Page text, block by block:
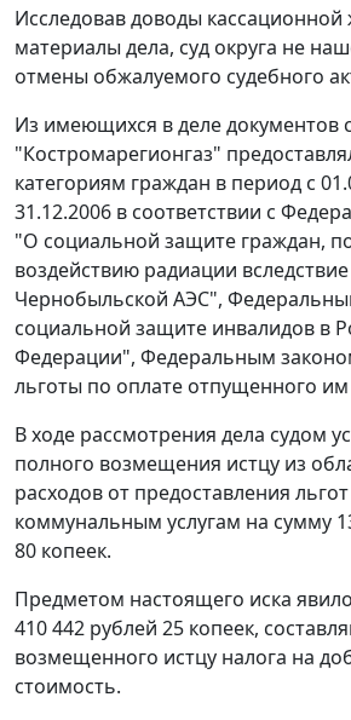
Исследовав доводы
материалы дела, суд округа не
отмены обжалуемого судебного
Из имеющихся в деле документов
"Костромарегионгаз"
категориям граждан в период с
31.12.2006 в соответствии с
"О социальной защите граждан,
воздействию радиации
Чернобыльской АЭС",
социальной защите инвалидов в
Федерации", Федеральным
льготы по оплате отпущенного им
В ходе рассмотрения дела судом
полного возмещения истцу из
расходов от предоставления
коммунальным услугам на сумму
80 копеек.
Предметом настоящего иска
410 442 рублей 25 копеек,
возмещенного истцу налога на
стоимость.